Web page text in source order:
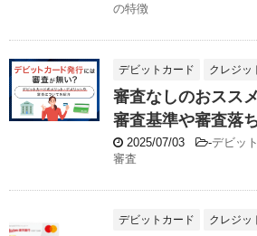
の特徴
デビットカード クレジッ
審査なしのおスス
審査基準や審査落
2025/07/03 -デビッ
審査
デビットカード クレジッ